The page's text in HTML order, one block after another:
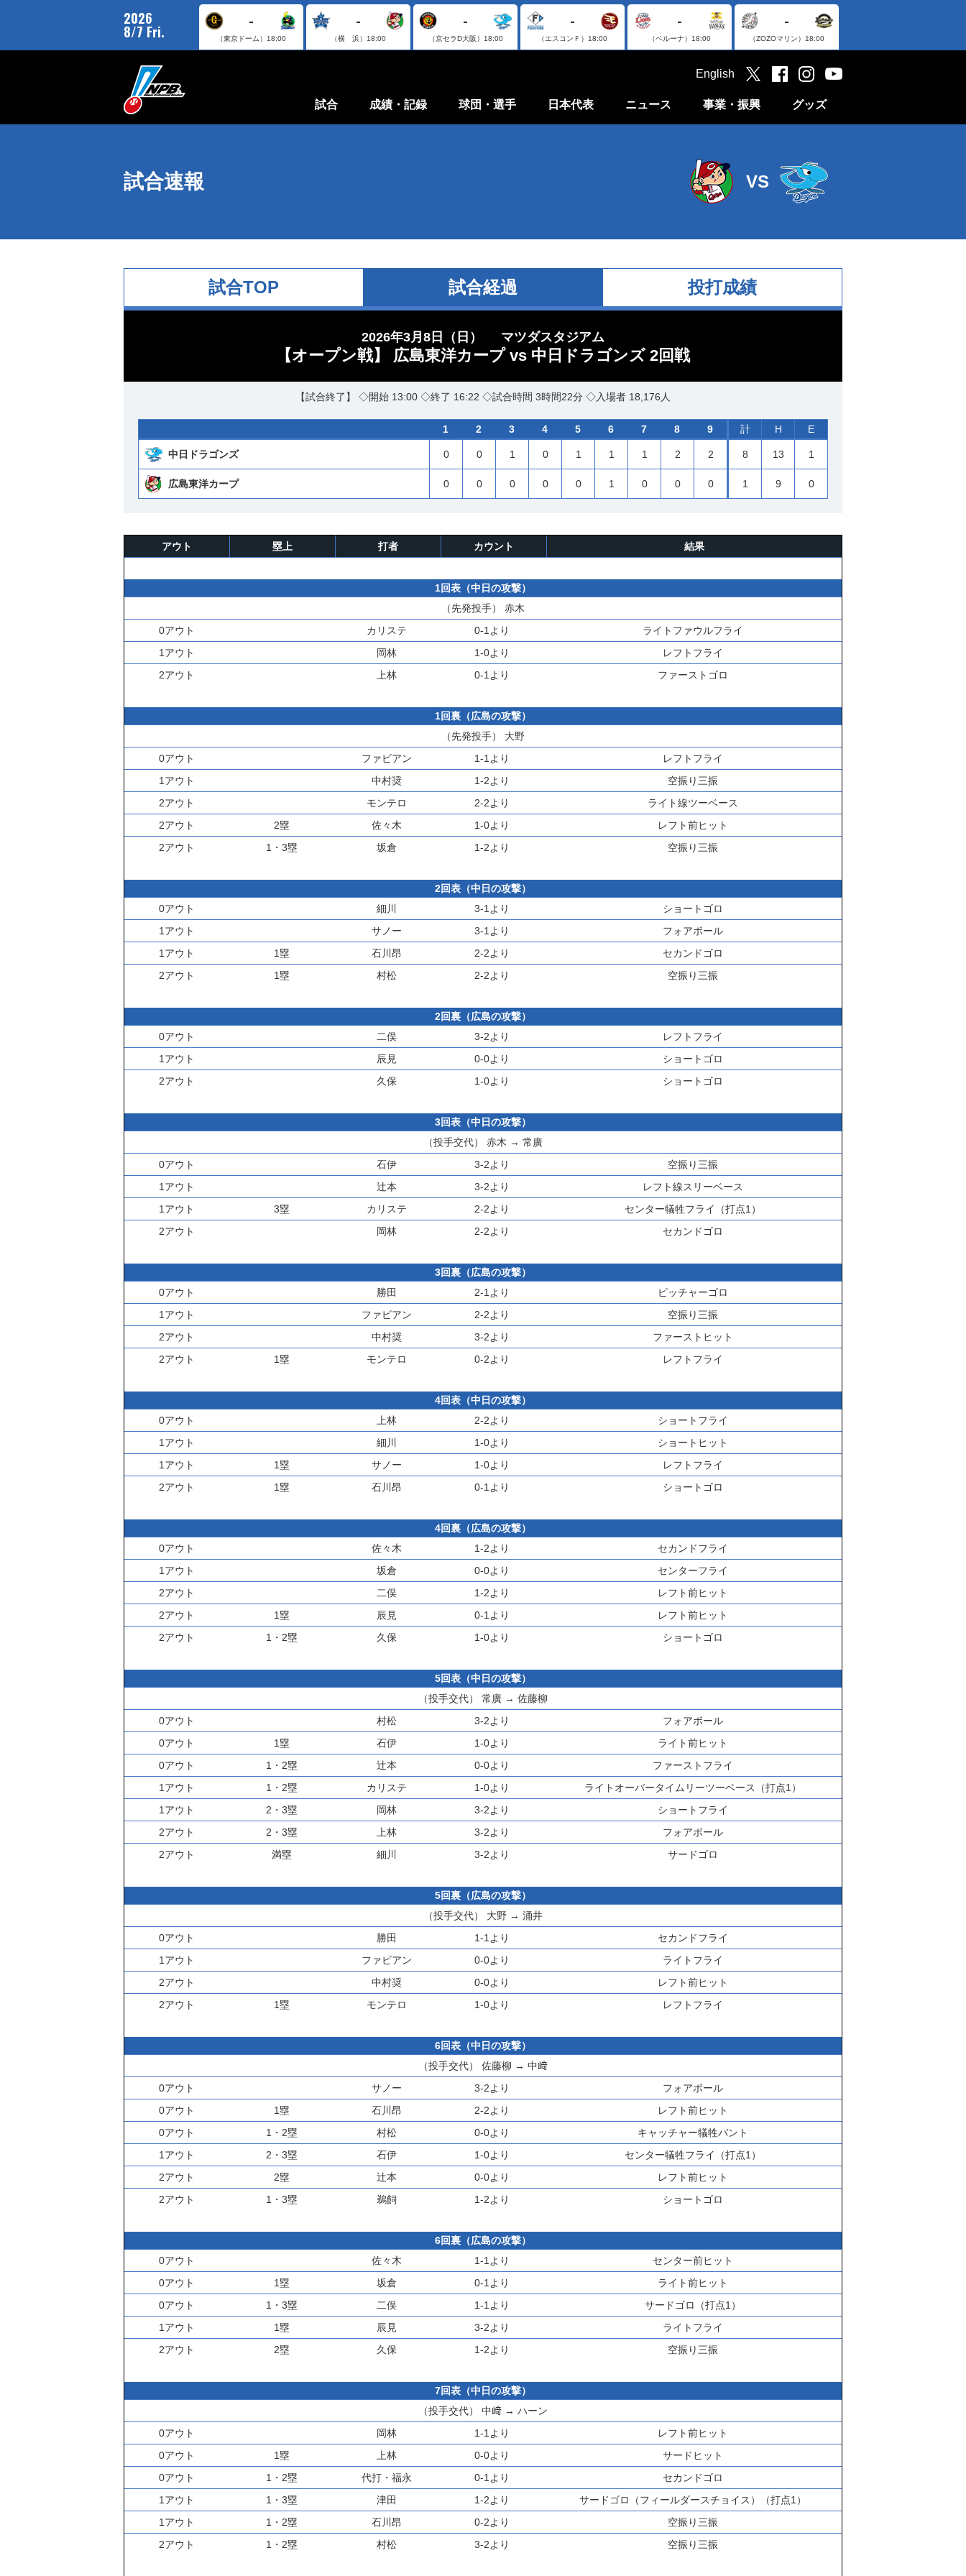
2026
8/7 Fri.
-
（東京ドーム） 18:00
-
（横 浜） 18:00
-
（京セラD大阪） 18:00
-
（エスコンＦ） 18:00
-
（ベルーナ） 18:00
-
（ZOZOマリン） 18:00
試合 成績・記録 球団・選手 日本代表 ニュース 事業・振興 グッズ
English
試合速報 VS
試合TOP 試合経過 投打成績
2026年3月8日（日） マツダスタジアム
【オープン戦】 広島東洋カープ vs 中日ドラゴンズ 2回戦
【試合終了】 ◇開始 13:00 ◇終了 16:22 ◇試合時間 3時間22分 ◇入場者 18,176人
1 2 3 4 5 6 7 8 9 計 H E
中日ドラゴンズ 0 0 1 0 1 1 1 2 2 8 13 1
広島東洋カープ 0 0 0 0 0 1 0 0 0 1 9 0
アウト 塁上 打者 カウント 結果
1回表（中日の攻撃）
（先発投手） 赤木
0アウト
カリステ 0-1より
ライトファウルフライ
1アウト
岡林 1-0より
レフトフライ
2アウト
上林 0-1より ファーストゴロ
1回裏（広島の攻撃）
（先発投手） 大野
0アウト
ファビアン 1-1より
レフトフライ
1アウト
中村奨 1-2より
空振り三振
2アウト
モンテロ 2-2より
ライト線ツーベース
2アウト
2塁 佐々木 1-0より
レフト前ヒット
2アウト
1・3塁 坂倉 1-2より 空振り三振
2回表（中日の攻撃）
0アウト
細川 3-1より
ショートゴロ
1アウト
サノー 3-1より
フォアボール
1アウト
1塁 石川昂 2-2より
セカンドゴロ
2アウト
1塁 村松 2-2より 空振り三振
2回裏（広島の攻撃）
0アウト
二俣 3-2より
レフトフライ
1アウト
辰見 0-0より
ショートゴロ
2アウト
久保 1-0より ショートゴロ
3回表（中日の攻撃）
（投手交代） 赤木 → 常廣
0アウト
石伊 3-2より
空振り三振
1アウト
辻本 3-2より
レフト線スリーベース
1アウト
3塁 カリステ 2-2より
センター犠牲フライ（打点1）
2アウト
岡林 2-2より セカンドゴロ
3回裏（広島の攻撃）
0アウト
勝田 2-1より
ピッチャーゴロ
1アウト
ファビアン 2-2より
空振り三振
2アウト
中村奨 3-2より
ファーストヒット
2アウト
1塁 モンテロ 0-2より レフトフライ
4回表（中日の攻撃）
0アウト
上林 2-2より
ショートフライ
1アウト
細川 1-0より
ショートヒット
1アウト
1塁 サノー 1-0より
レフトフライ
2アウト
1塁 石川昂 0-1より ショートゴロ
4回裏（広島の攻撃）
0アウト
佐々木 1-2より
セカンドフライ
1アウト
坂倉 0-0より
センターフライ
2アウト
二俣 1-2より
レフト前ヒット
2アウト
1塁 辰見 0-1より
レフト前ヒット
2アウト
1・2塁 久保 1-0より ショートゴロ
5回表（中日の攻撃）
（投手交代） 常廣 → 佐藤柳
0アウト
村松 3-2より
フォアボール
0アウト
1塁 石伊 1-0より
ライト前ヒット
0アウト
1・2塁 辻本 0-0より
ファーストフライ
1アウト
1・2塁 カリステ 1-0より
ライトオーバータイムリーツーベース（打点1）
1アウト
2・3塁 岡林 3-2より
ショートフライ
2アウト
2・3塁 上林 3-2より
フォアボール
2アウト
満塁 細川 3-2より サードゴロ
5回裏（広島の攻撃）
（投手交代） 大野 → 涌井
0アウト
勝田 1-1より
セカンドフライ
1アウト
ファビアン 0-0より
ライトフライ
2アウト
中村奨 0-0より
レフト前ヒット
2アウト
1塁 モンテロ 1-0より レフトフライ
6回表（中日の攻撃）
（投手交代） 佐藤柳 → 中﨑
0アウト
サノー 3-2より
フォアボール
0アウト
1塁 石川昂 2-2より
レフト前ヒット
0アウト
1・2塁 村松 0-0より
キャッチャー犠牲バント
1アウト
2・3塁 石伊 1-0より
センター犠牲フライ（打点1）
2アウト
2塁 辻本 0-0より
レフト前ヒット
2アウト
1・3塁 鵜飼 1-2より ショートゴロ
6回裏（広島の攻撃）
0アウト
佐々木 1-1より
センター前ヒット
0アウト
1塁 坂倉 0-1より
ライト前ヒット
0アウト
1・3塁 二俣 1-1より
サードゴロ（打点1）
1アウト
1塁 辰見 3-2より
ライトフライ
2アウト
2塁 久保 1-2より 空振り三振
7回表（中日の攻撃）
（投手交代） 中﨑 → ハーン
0アウト
岡林 1-1より
レフト前ヒット
0アウト
1塁 上林 0-0より
サードヒット
0アウト
1・2塁 代打・ 福永 0-1より
セカンドゴロ
1アウト
1・3塁 津田 1-2より
サードゴロ（フィールダースチョイス）（打点1）
1アウト
1・2塁 石川昂 0-2より
空振り三振
2アウト
1・2塁 村松 3-2より 空振り三振